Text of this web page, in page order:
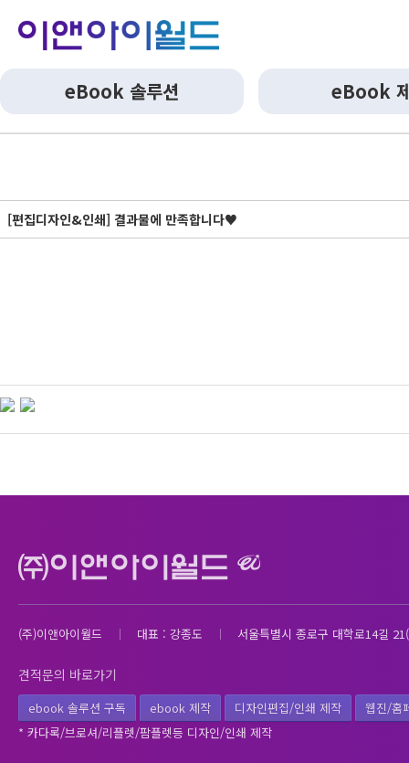
eBook 솔루션 eBook
[편집디자인&인쇄] 결과물에 만족합니다♥
(주)이앤아이월드 대표 : 강종도 서울특별시 종로구 대학로14길
견적문의 바로가기
ebook 솔루션 구독 ebook 제작 디자인편집/인쇄 제작
웹진/홈
* 카다록/브로셔/리플렛/팜플렛등 디자인/인쇄 제작